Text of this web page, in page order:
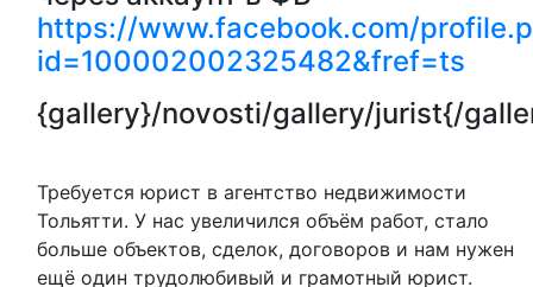
https://www.facebook.com/
id=100002002325482&fref=ts
{gallery}/novosti/gallery/jurist{/
Требуется юрист в агентство недвижимости
Тольятти. У нас увеличился объём работ, стало
больше объектов, сделок, договоров и нам нужен
ещё один трудолюбивый и грамотный юрист.